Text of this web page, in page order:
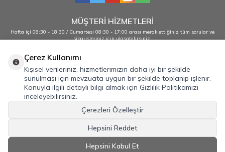
MÜŞTERİ HİZMETLERİ
Hafta içi 08:30 - 18:30 / Cumartesi 08:30 - 17:00 arası merak ettiğiniz tüm sorular ve
siparişleriniz için ulaşabilirsiniz.
0232 484 38 44 - 0533 330 88 95
Önemli Bilgiler
Hızlı Erişim
Üye
İLETİŞİM
Çerez Kullanımı
Kişisel verileriniz, hizmetlerimizin daha iyi bir şekilde
sunulması için mevzuata uygun bir şekilde toplanıp işlenir.
Konuyla ilgili detaylı bilgi almak için Gizlilik Politikamızı
inceleyebilirsiniz.
Çerezleri Özelleştir
Hepsini Reddet
Hepsini Kabul Et